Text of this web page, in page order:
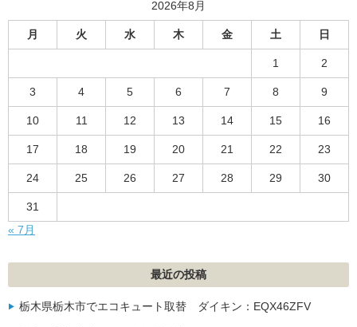
2026年8月
月 火 水 木 金 土 日
1 2
3 4 5 6 7 8 9
10 11 12 13 14 15 16
17 18 19 20 21 22 23
24 25 26 27 28 29 30
31
« 7月
最近の投稿
栃木県栃木市でエコキュート取替 ダイキン：EQX46ZFV